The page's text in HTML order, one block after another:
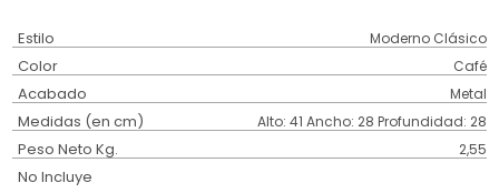
Estilo Moderno Clásico
Color Café
Acabado Metal
Medidas (en cm) Alto: 41 Ancho: 28 Profundidad: 28
Peso Neto Kg. 2,55
No Incluye